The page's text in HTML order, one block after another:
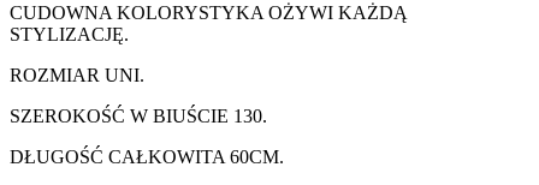
CUDOWNA KOLORYSTYKA OŻYWI KAŻDĄ
STYLIZACJĘ.
ROZMIAR UNI.
SZEROKOŚĆ W BIUŚCIE 130.
DŁUGOŚĆ CAŁKOWITA 60CM.